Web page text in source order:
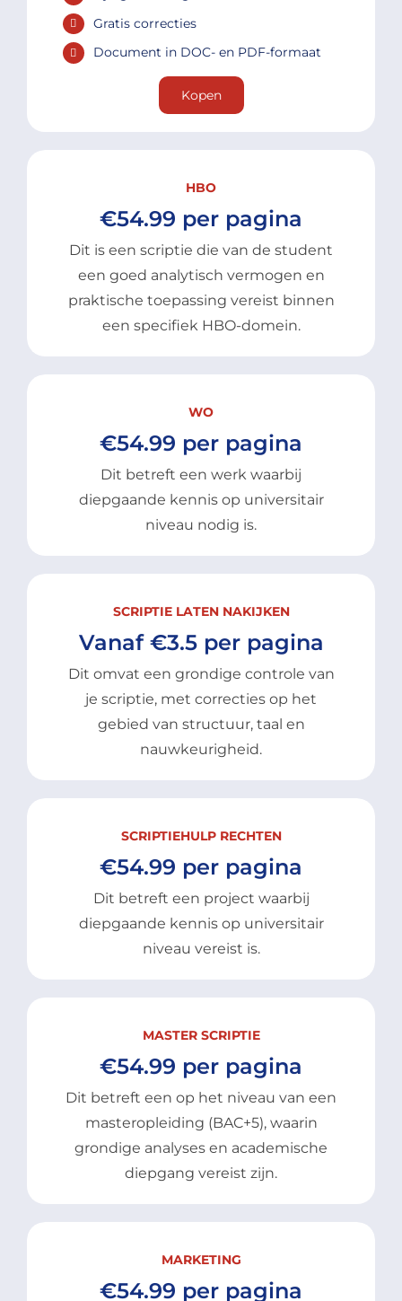
Gratis correcties
Document in DOC- en PDF-formaat
Kopen
HBO
€54.99 per pagina
Dit is een scriptie die van de student
een goed analytisch vermogen en
praktische toepassing vereist binnen
een specifiek HBO-domein.
WO
€54.99 per pagina
Dit betreft een werk waarbij
diepgaande kennis op universitair
niveau nodig is.
SCRIPTIE LATEN NAKIJKEN
Vanaf €3.5 per pagina
Dit omvat een grondige controle van
je scriptie, met correcties op het
gebied van structuur, taal en
nauwkeurigheid.
SCRIPTIEHULP RECHTEN
€54.99 per pagina
Dit betreft een project waarbij
diepgaande kennis op universitair
niveau vereist is.
MASTER SCRIPTIE
€54.99 per pagina
Dit betreft een op het niveau van een
masteropleiding (BAC+5), waarin
grondige analyses en academische
diepgang vereist zijn.
MARKETING
€54.99 per pagina